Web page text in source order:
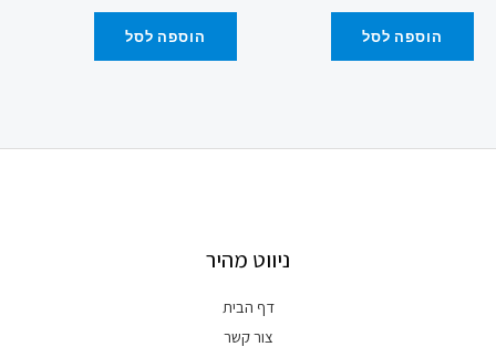
הוספה לסל הוספה לסל
ניווט מהיר
דף הבית
צור קשר